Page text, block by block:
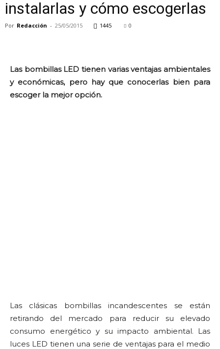
instalarlas y cómo escogerlas
Por Redacción - 25/05/2015 1445 0
Las bombillas LED tienen varias ventajas ambientales
y económicas, pero hay que conocerlas bien para
escoger la mejor opción.
Las clásicas bombillas incandescentes se están
retirando del mercado para reducir su elevado
consumo energético y su impacto ambiental. Las
luces LED tienen una serie de ventajas para el medio